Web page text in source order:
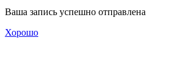
Ваша запись успешно отправлена
Хорошо